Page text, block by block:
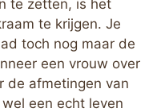
te zetten, is het
te krijgen. Je
toch nog maar de
een vrouw over
de afmetingen van
een echt leven